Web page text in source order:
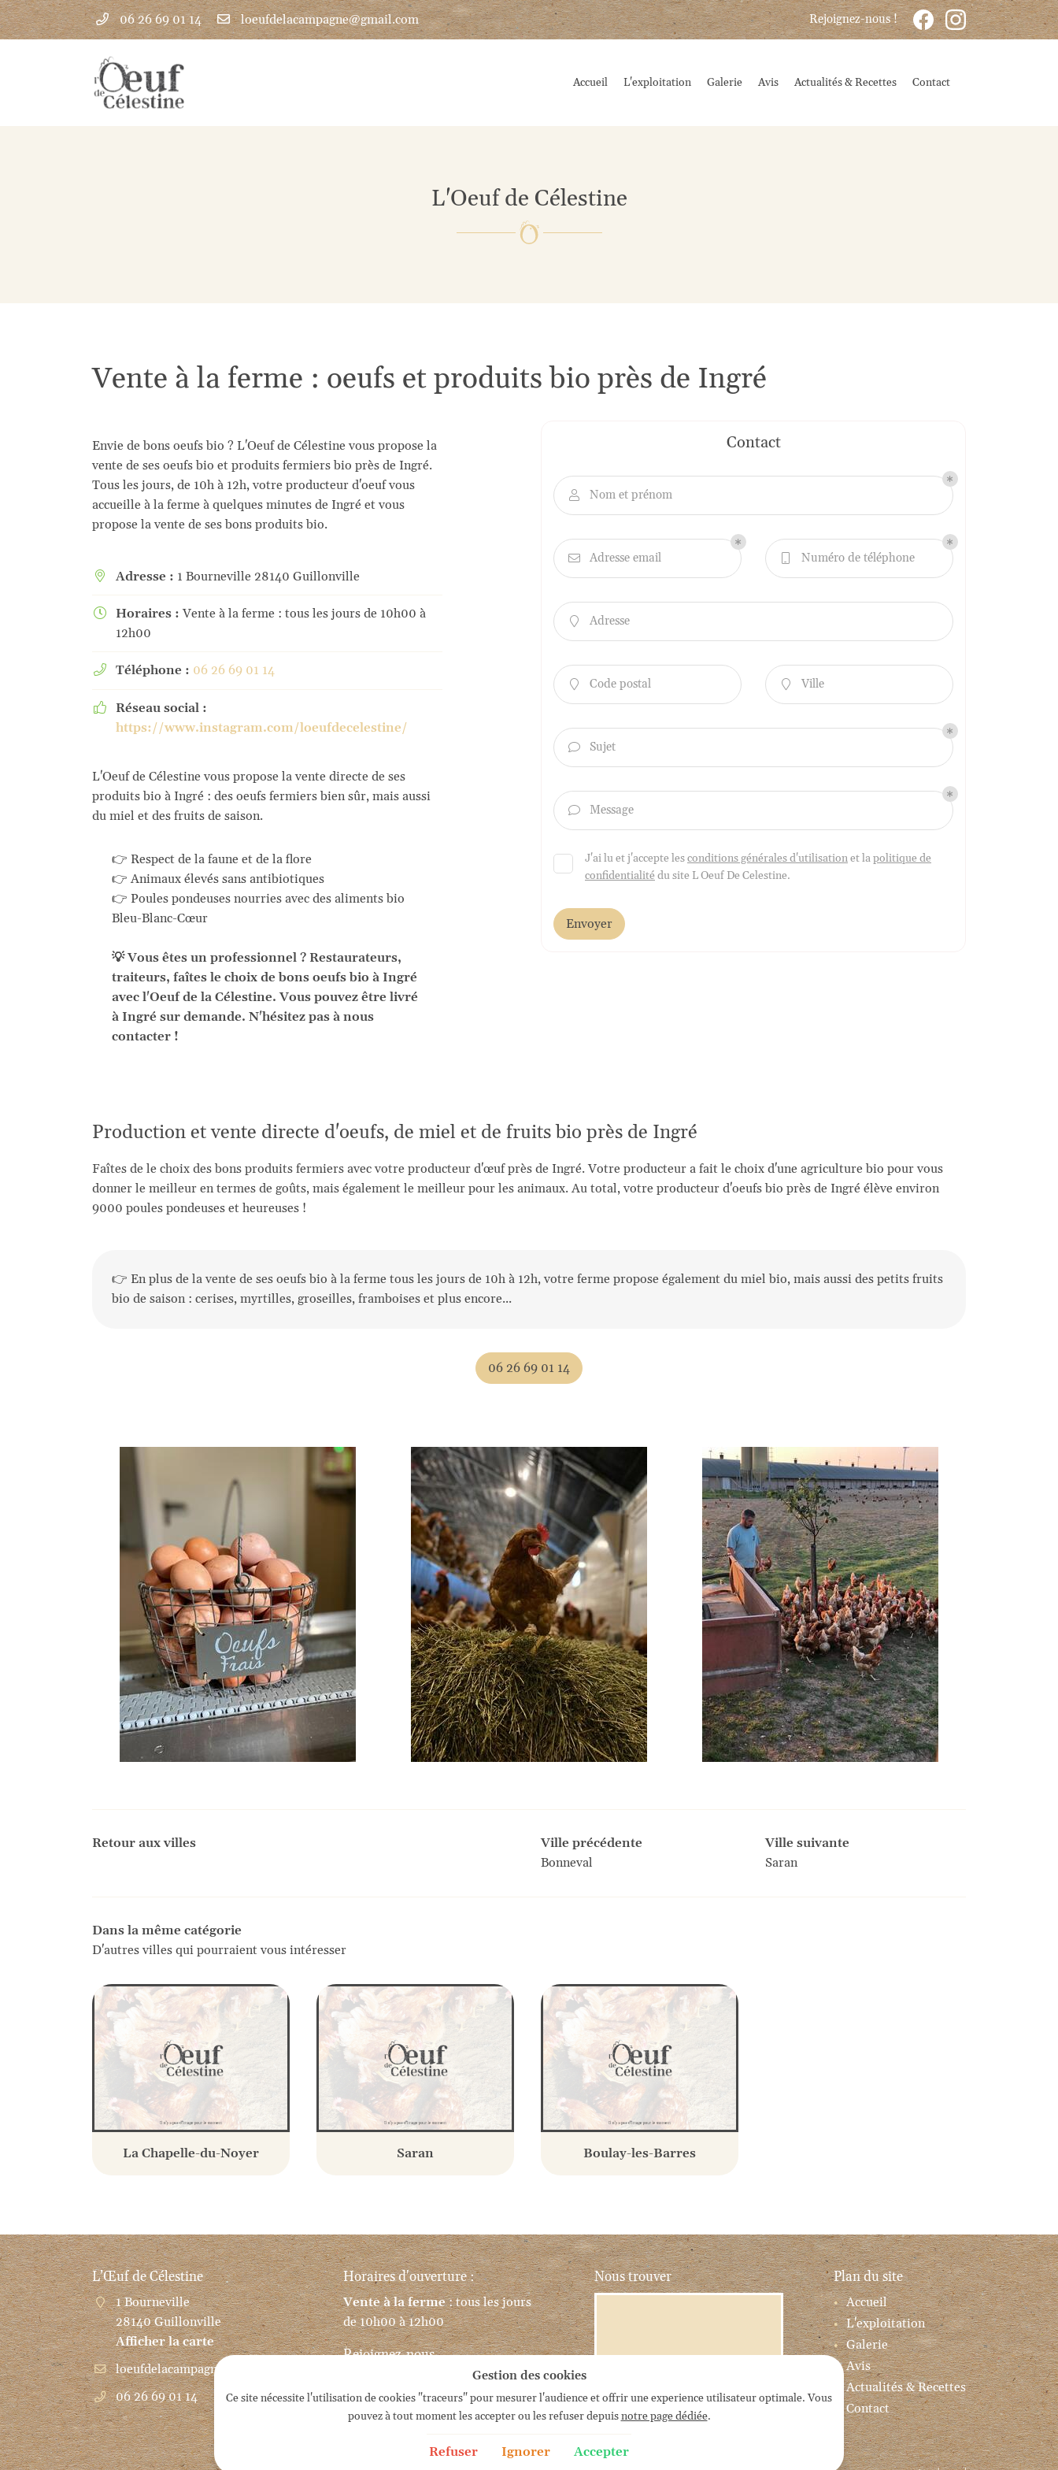
06 26 69 01 14 Rejoignez-nous !
Accueil L'exploitation Galerie Avis Actualités & Recettes Contact
1 Bourneville
28140 Guillonville
06 26 69 01 14
le formulaire de désinscription.
L'Oeuf de Célestine
Vente à la ferme : oeufs et produits bio près de Ingré
Envie de bons oeufs bio ? L'Oeuf de Célestine vous propose la
vente de ses oeufs bio et produits fermiers bio près de Ingré.
Tous les jours, de 10h à 12h, votre producteur d'oeuf vous
accueille à la ferme à quelques minutes de Ingré et vous
propose la vente de ses bons produits bio.
 Adresse : 1 Bourneville 28140 Guillonville
 Horaires : Vente à la ferme : tous les jours de 10h00 à
12h00
 Téléphone : 06 26 69 01 14

Réseau social :
https://www.instagram.com/loeufdecelestine/
L'Oeuf de Célestine vous propose la vente directe de ses
produits bio à Ingré : des oeufs fermiers bien sûr, mais aussi
du miel et des fruits de saison.
👉 Respect de la faune et de la flore
👉 Animaux élevés sans antibiotiques
👉 Poules pondeuses nourries avec des aliments bio
Bleu-Blanc-Cœur
💡 Vous êtes un professionnel ? Restaurateurs,
traiteurs, faîtes le choix de bons oeufs bio à Ingré
avec l'Oeuf de la Célestine. Vous pouvez être livré
à Ingré sur demande. N'hésitez pas à nous
contacter !
Contact
 Nom et prénom
 Adresse email Numéro de téléphone
 Adresse
 Code postal  Ville
 Sujet
 Message
J'ai lu et j'accepte lesconditions générales d'utilisationet lapolitique de
confidentialitédu site L Oeuf De Celestine.
Envoyer
Production et vente directe d'oeufs, de miel et de fruits bio près de Ingré
Faîtes de le choix des bons produits fermiers avec votre producteur d'œuf près de Ingré. Votre producteur a fait le choix d'une agriculture bio pour vous
donner le meilleur en termes de goûts, mais également le meilleur pour les animaux. Au total, votre producteur d'oeufs bio près de Ingré élève environ
9000 poules pondeuses et heureuses !
👉 En plus de la vente de ses oeufs bio à la ferme tous les jours de 10h à 12h, votre ferme propose également du miel bio, mais aussi des petits fruits
bio de saison : cerises, myrtilles, groseilles, framboises et plus encore...
06 26 69 01 14
Retour aux villes
Ville précédente
Bonneval
Ville suivante
Saran
Dans la même catégorie
D'autres villes qui pourraient vous intéresser
La Chapelle-du-Noyer Saran Boulay-les-Barres
L’Œuf de Célestine
1 Bourneville
28140 Guillonville
Afficher la carte
06 26 69 01 14
Horaires d'ouverture :
Vente à la ferme : tous les jours
de 10h00 à 12h00
Rejoignez-nous
Nous trouver Plan du site
Accueil
L'exploitation
Galerie
Avis
Actualités & Recettes
Contact
Gestion des cookies
Ce site nécessite l'utilisation de cookies "traceurs" pour mesurer l'audience et offrir une experience utilisateur optimale. Vous
pouvez à tout moment les accepter ou les refuser depuisnotre page dédiée.
Refuser Ignorer Accepter